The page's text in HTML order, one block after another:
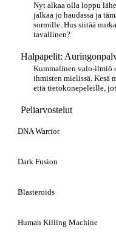
Nyt alkaa olla loppu
jalkaa jo haudassa ja
sormille. Hus siitää
tavallinen?
Halpapelit:
Kummalinen valo-ilmiö
ihmisten mielissä. Kesä
että tietokonepeleille,
Peliarvostelut
DNA Warrior
Dark Fusion
Blasteroids
Human Killing Machine